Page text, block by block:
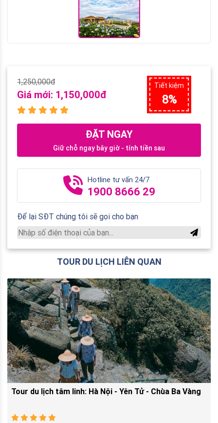
1,250,000đ
Giá mới: 1,150,000đ
Tiết kiệm
8%
ĐẶT NGAY
Giữ chỗ ngay bây giờ - tính tiền sau
Hotline tư vấn 24/7
1900 8666 29
Để lại SĐT chúng tôi sẽ gọi cho bạn
TOUR DU LỊCH LIÊN QUAN
Tour du lịch tâm linh: Hà Nội - Yên Tử - Chùa Ba Vàng